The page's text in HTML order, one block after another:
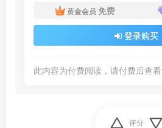
黄金会员 免费
登录购买
此内容为付费阅读，请付费后查看
评分